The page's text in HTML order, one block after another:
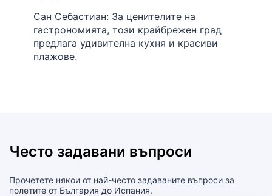
Сан Себастиан: За ценителите на
гастрономията, този крайбрежен град
предлага удивителна кухня и красиви
плажове.
Често задавани въпроси
Прочетете някои от най-често задаваните въпроси за
полетите от България до Испания.